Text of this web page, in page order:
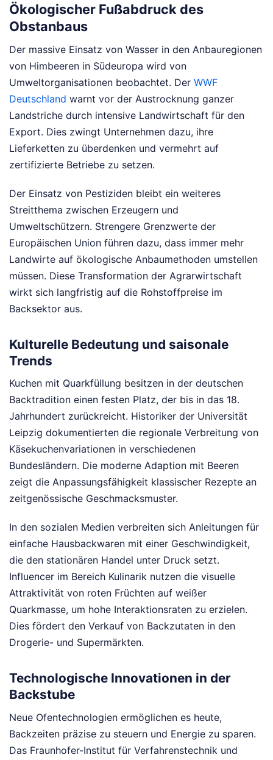
Ökologischer Fußabdruck des
Obstanbaus
Der massive Einsatz von Wasser in den Anbauregionen
von Himbeeren in Südeuropa wird von
Umweltorganisationen beobachtet. Der WWF
Deutschland warnt vor der Austrocknung ganzer
Landstriche durch intensive Landwirtschaft für den
Export. Dies zwingt Unternehmen dazu, ihre
Lieferketten zu überdenken und vermehrt auf
zertifizierte Betriebe zu setzen.
Der Einsatz von Pestiziden bleibt ein weiteres
Streitthema zwischen Erzeugern und
Umweltschützern. Strengere Grenzwerte der
Europäischen Union führen dazu, dass immer mehr
Landwirte auf ökologische Anbaumethoden umstellen
müssen. Diese Transformation der Agrarwirtschaft
wirkt sich langfristig auf die Rohstoffpreise im
Backsektor aus.
Kulturelle Bedeutung und saisonale
Trends
Kuchen mit Quarkfüllung besitzen in der deutschen
Backtradition einen festen Platz, der bis in das 18.
Jahrhundert zurückreicht. Historiker der Universität
Leipzig dokumentierten die regionale Verbreitung von
Käsekuchenvariationen in verschiedenen
Bundesländern. Die moderne Adaption mit Beeren
zeigt die Anpassungsfähigkeit klassischer Rezepte an
zeitgenössische Geschmacksmuster.
In den sozialen Medien verbreiten sich Anleitungen für
einfache Hausbackwaren mit einer Geschwindigkeit,
die den stationären Handel unter Druck setzt.
Influencer im Bereich Kulinarik nutzen die visuelle
Attraktivität von roten Früchten auf weißer
Quarkmasse, um hohe Interaktionsraten zu erzielen.
Dies fördert den Verkauf von Backzutaten in den
Drogerie- und Supermärkten.
Technologische Innovationen in der
Backstube
Neue Ofentechnologien ermöglichen es heute,
Backzeiten präzise zu steuern und Energie zu sparen.
Das Fraunhofer-Institut für Verfahrenstechnik und